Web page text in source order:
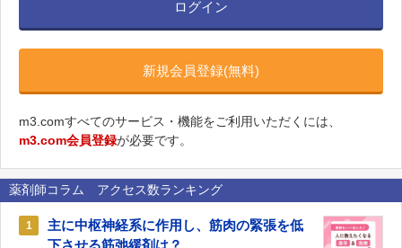
ログイン
新規会員登録(無料)
m3.comすべてのサービス・機能をご利用いただくには、
m3.com会員登録が必要です。
薬剤師コラム アクセス数ランキング
1
主に中枢神経系に作用し、筋肉の緊張を低